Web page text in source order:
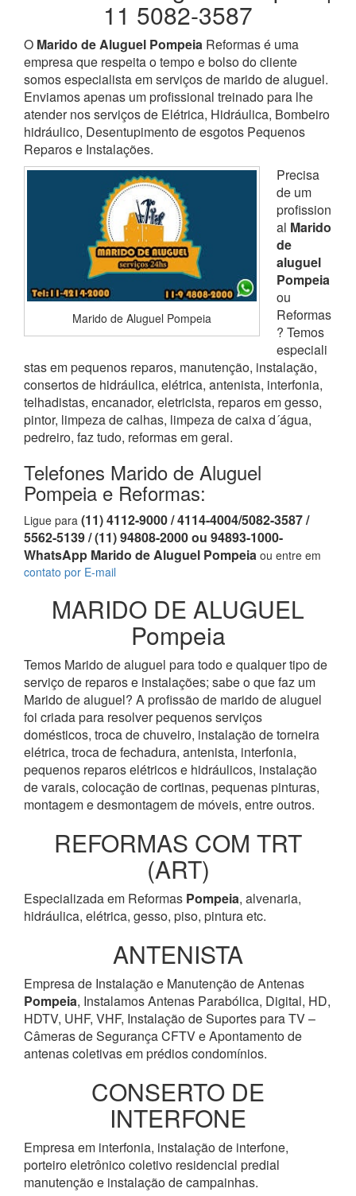
11 5082-3587
O Marido de Aluguel Pompeia Reformas é uma
empresa que respeita o tempo e bolso do cliente
somos especialista em serviços de marido de aluguel.
Enviamos apenas um profissional treinado para lhe
atender nos serviços de Elétrica, Hidráulica, Bombeiro
hidráulico, Desentupimento de esgotos Pequenos
Reparos e Instalações.
Marido de Aluguel Pompeia
Precisa
de um
profission
al Marido
de
aluguel
Pompeia
ou
Reformas
? Temos
especiali
stas em pequenos reparos, manutenção, instalação,
consertos de hidráulica, elétrica, antenista, interfonia,
telhadistas, encanador, eletricista, reparos em gesso,
pintor, limpeza de calhas, limpeza de caixa d´água,
pedreiro, faz tudo, reformas em geral.
Telefones Marido de Aluguel
Pompeia e Reformas:
Ligue para (11) 4112-9000 / 4114-4004/5082-3587 /
5562-5139 / (11) 94808-2000 ou 94893-1000-
WhatsApp Marido de Aluguel Pompeia ou entre em
contato por E-mail
MARIDO DE ALUGUEL
Pompeia
Temos Marido de aluguel para todo e qualquer tipo de
serviço de reparos e instalações; sabe o que faz um
Marido de aluguel? A profissão de marido de aluguel
foi criada para resolver pequenos serviços
domésticos, troca de chuveiro, instalação de torneira
elétrica, troca de fechadura, antenista, interfonia,
pequenos reparos elétricos e hidráulicos, instalação
de varais, colocação de cortinas, pequenas pinturas,
montagem e desmontagem de móveis, entre outros.
REFORMAS COM TRT
(ART)
Especializada em Reformas Pompeia, alvenaria,
hidráulica, elétrica, gesso, piso, pintura etc.
ANTENISTA
Empresa de Instalação e Manutenção de Antenas
Pompeia, Instalamos Antenas Parabólica, Digital, HD,
HDTV, UHF, VHF, Instalação de Suportes para TV –
Câmeras de Segurança CFTV e Apontamento de
antenas coletivas em prédios condomínios.
CONSERTO DE
INTERFONE
Empresa em interfonia, instalação de interfone,
porteiro eletrônico coletivo residencial predial
manutenção e instalação de campainhas.